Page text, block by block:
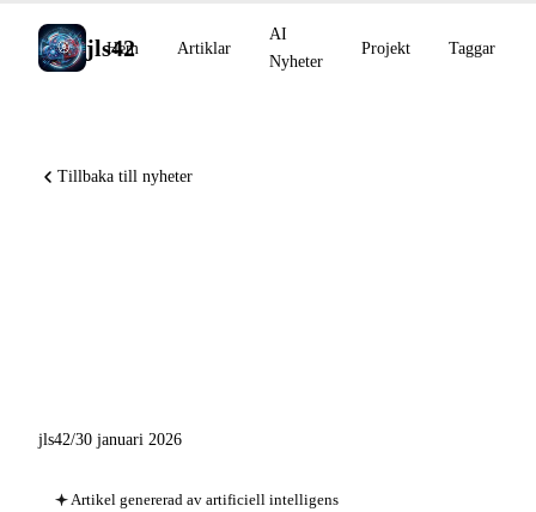
jls42
Hem Artiklar
AI
Nyheter
Projekt Taggar
Tillbaka till nyheter
jls42/30 januari 2026
Artikel genererad av artificiell intelligens